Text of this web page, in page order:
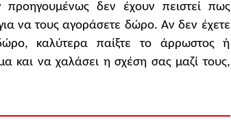
προηγουμένως δεν έχουν πειστεί πως
να τους αγοράσετε δώρο. Αν δεν έχετε
καλύτερα παίξτε το άρρωστος ή
και να χαλάσει η σχέση σας μαζί τους,